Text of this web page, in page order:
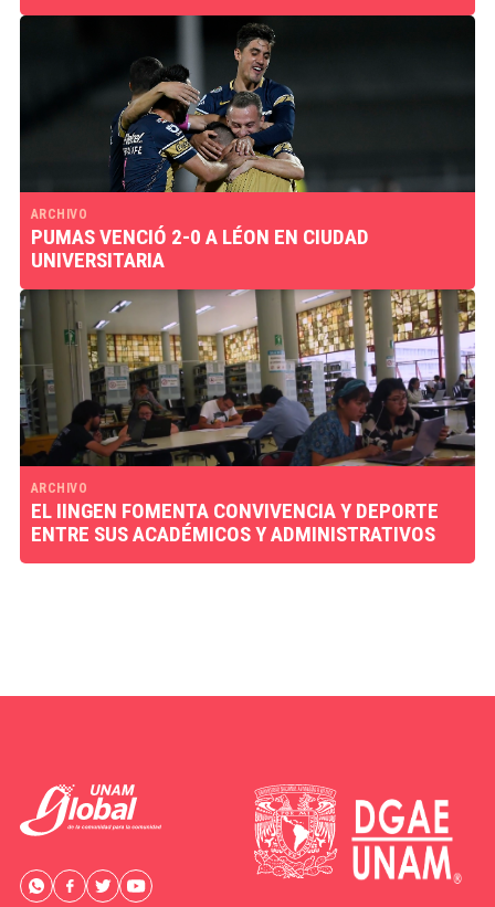
ARCHIVO
PUMAS VENCIÓ 2-0 A LÉON EN CIUDAD
UNIVERSITARIA
ARCHIVO
EL IINGEN FOMENTA CONVIVENCIA Y DEPORTE
ENTRE SUS ACADÉMICOS Y ADMINISTRATIVOS